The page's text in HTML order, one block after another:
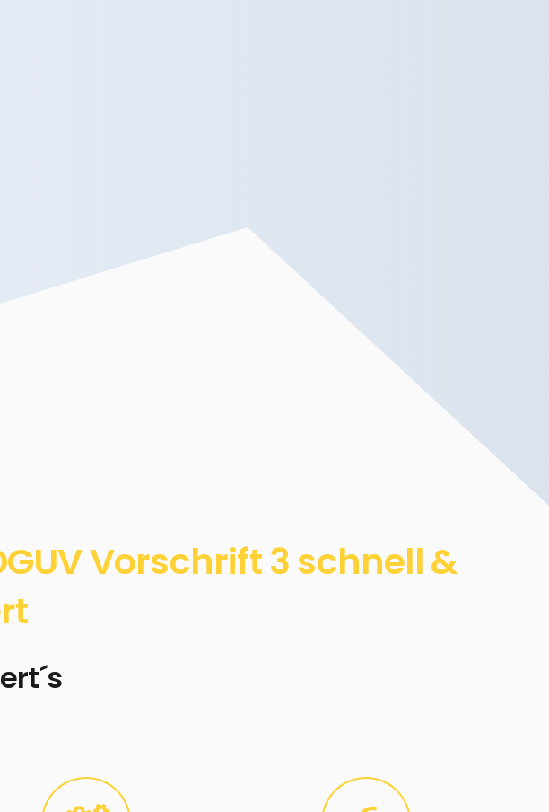
Vorschrift 3 schnell &